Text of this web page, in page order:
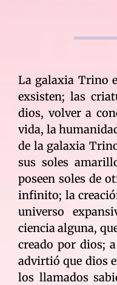
La galaxia Trino
exsisten; las
dios, volver a
vida, la
de la galaxia
sus soles
poseen soles de
infinito; la
universo
ciencia alguna,
creado por dios;
advirtió que dios
los llamados